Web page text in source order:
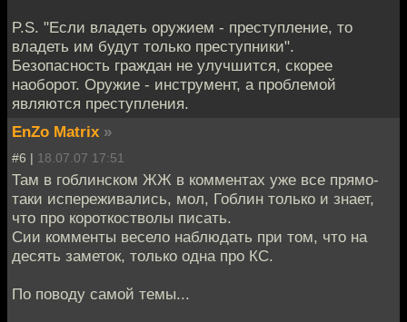
P.S. "Если владеть оружием - преступление, то
владеть им будут только преступники".
Безопасность граждан не улучшится, скорее
наоборот. Оружие - инструмент, а проблемой
являются преступления.
EnZo Matrix »
#6 | 18.07.07 17:51
Там в гоблинском ЖЖ в комментах уже все прямо-
таки испереживались, мол, Гоблин только и знает,
что про короткостволы писать.
Сии комменты весело наблюдать при том, что на
десять заметок, только одна про КС.
По поводу самой темы...